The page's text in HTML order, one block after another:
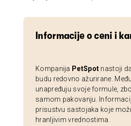
Informacije o ceni i
Kompanija PetSpot nastoji
budu redovno ažurirane.
unapređuju svoje formule,
samom pakovanju.
prisustvu sastojaka koje
hranljivim vrednostima.